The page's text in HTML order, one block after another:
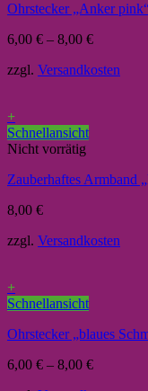
Ohrstecker „Anker
6,00 € – 8,00 €
zzgl. Versandkosten
+
Schnellansicht
Nicht vorrätig
Zauberhaftes Armband
8,00 €
zzgl. Versandkosten
+
Schnellansicht
Ohrstecker „blaues
6,00 € – 8,00 €